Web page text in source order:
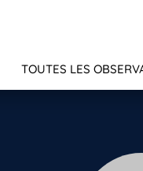
TOUTES LES